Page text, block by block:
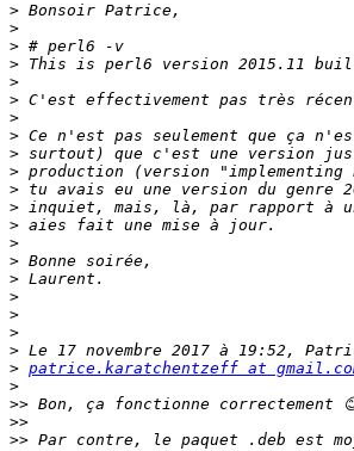
>
>
>
>
>
>
>
>
>
>
>
>
>
>
>
>
>
>
>
>
> patrice.karatchentzeff at
>
>>
>>
>>